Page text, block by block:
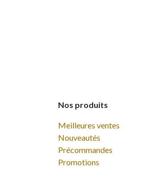
Nos produits
Meilleures ventes
Nouveautés
Précommandes
Promotions